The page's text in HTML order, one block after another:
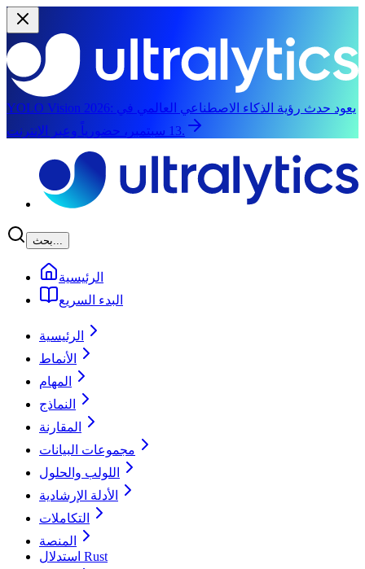
YOLO Vision 2026: يعود حدث رؤية الذكاء الاصطناعي العالمي في
13 سبتمبر، حضورياً وعبر الإنترنت.
بحث...
الرئيسية
البدء السريع
الرئيسية
الأنماط
المهام
النماذج
المقارنة
مجموعات البيانات
اللولب والحلول
الأدلة الإرشادية
التكاملات
المنصة
استدلال Rust